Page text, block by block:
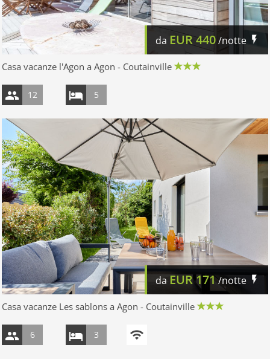
da EUR440/notte
Casa vacanze l'Agon a Agon - Coutainville
12 5
da EUR171/notte
Casa vacanze Les sablons a Agon - Coutainville
6 3